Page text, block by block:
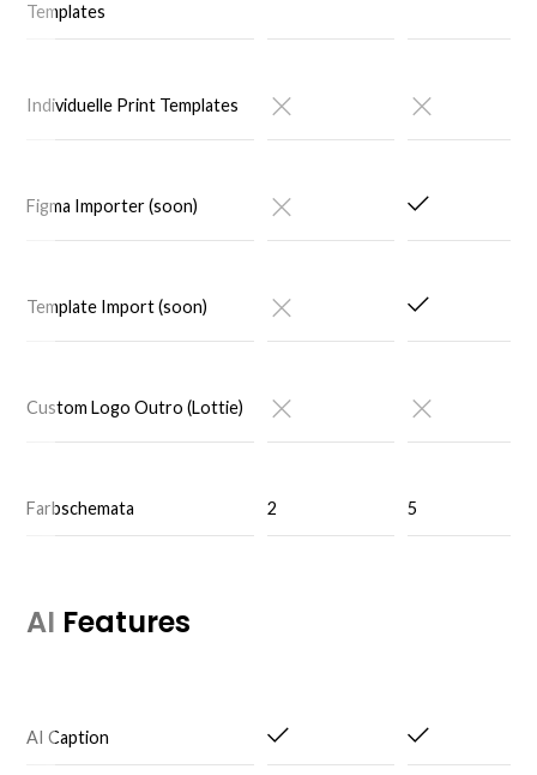
Templates
Individuelle Print Templates
Figma Importer (soon)
Template Import (soon)
Custom Logo Outro (Lottie)
Farbschemata 2 5
AI Features
AI Caption